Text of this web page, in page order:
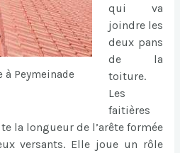
Peymeinade
qui va
joindre les
deux pans
de la
toiture.
Les
faitières
la longueur de l’arête formée
versants. Elle joue un rôle